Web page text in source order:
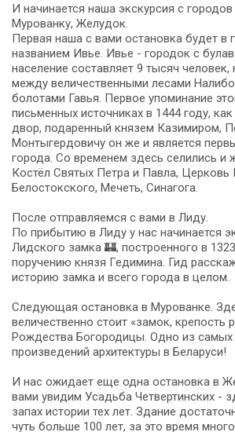
И начинается наша экскурсия с
Мурованку, Желудок.
Первая наша с вами остановка будет в
названием Ивье. Ивье - городок с
население составляет 9 тысяч человек,
между величественными лесами
болотами Гавья. Первое упоминание
письменных источниках в 1444 году,
двор, подаренный князем Казимиром,
Монтыгердовичу он же и является
города. Со временем здесь селились и
Костёл Святых Петра и Павла, Церковь
Белостокского, Мечеть, Синагога.
После отправляемся с вами в Лиду.
По прибытию в Лиду у нас начинается
Лидского замка 🏰, построенного в
поручению князя Гедимина. Гид
историю замка и всего города в целом.
Следующая остановка в Мурованке.
величественно стоит «замок, крепость
Рождества Богородицы. Одно из самых
произведений архитектуры в Беларуси!
И нас ожидает еще одна остановка в
вами увидим Усадьба Четвертинских -
запах истории тех лет. Здание
чуть больше 100 лет, за это время